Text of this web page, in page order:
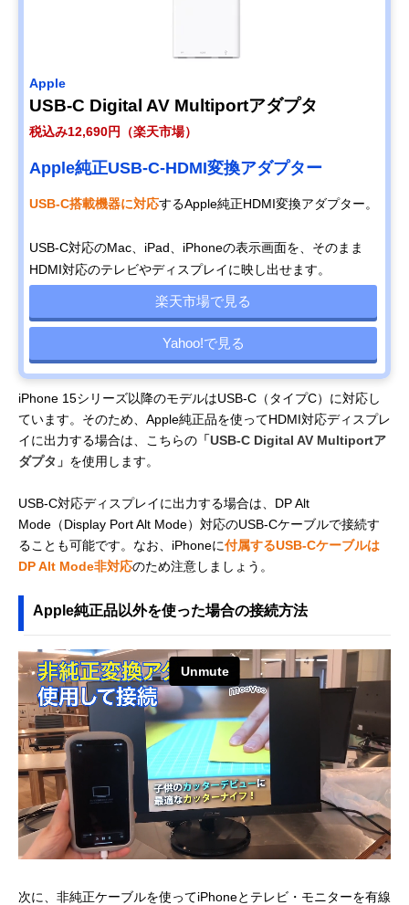
Apple
USB-C Digital AV Multiportアダプタ
税込み12,690円（楽天市場）
Apple純正USB-C-HDMI変換アダプター
USB-C搭載機器に対応するApple純正HDMI変換アダプター。
USB-C対応のMac、iPad、iPhoneの表示画面を、そのまま
HDMI対応のテレビやディスプレイに映し出せます。
楽天市場で見る
Yahoo!で見る
iPhone 15シリーズ以降のモデルはUSB-C（タイプC）に対応し
ています。そのため、Apple純正品を使ってHDMI対応ディスプレ
イに出力する場合は、こちらの 「USB-C Digital AV Multiportア
ダプタ」 を使用します。
USB-C対応ディスプレイに出力する場合は、DP Alt
Mode（Display Port Alt Mode）対応のUSB-Cケーブルで接続す
ることも可能です。なお、iPhoneに付属するUSB-Cケーブルは
DP Alt Mode非対応のため注意しましょう。
Apple純正品以外を使った場合の接続方法
次に、非純正ケーブルを使ってiPhoneとテレビ・モニターを有線